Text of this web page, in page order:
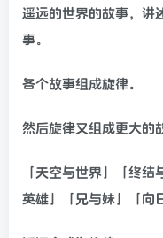
遥远的世界的故事，讲
事。
各个故事组成旋律。
然后旋律又组成更大
「天空与世界」「终
英雄」「兄与妹」「向